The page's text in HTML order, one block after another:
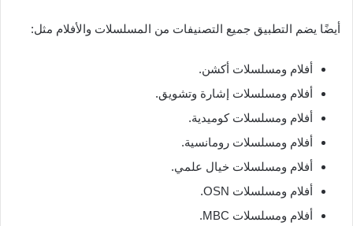
أيضًا يضم التطبيق جميع التصنيفات من المسلسلات والأفلام مثل:
أفلام ومسلسلات أكشن.
أفلام ومسلسلات إشارة وتشويق.
أفلام ومسلسلات كوميدية.
أفلام ومسلسلات رومانسية.
أفلام ومسلسلات خيال علمي.
أفلام ومسلسلات OSN.
أفلام ومسلسلات MBC.